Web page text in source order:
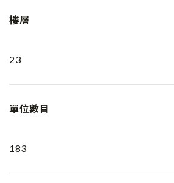
樓層
23
單位數目
183